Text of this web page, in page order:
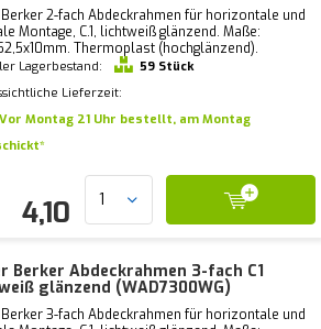
Berker 2-fach Abdeckrahmen für horizontale und
Montage, C.1, lichtweiß glänzend. Maße:
Thermoplast (hochglänzend).
Lagerbestand:
59 Stück
Lieferzeit:
Vor Montag 21 Uhr bestellt, am Montag
4,10
Berker Abdeckrahmen 3-fach C1
glänzend (WAD7300WG)
Berker 3-fach Abdeckrahmen für horizontale und